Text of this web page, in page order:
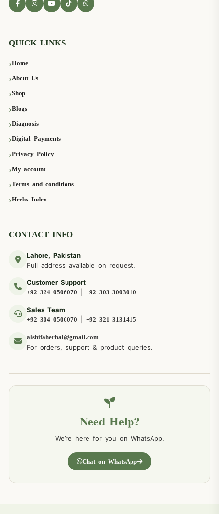
QUICK LINKS
Home
About Us
Shop
Blogs
Diagnosis
Digital Payments
Privacy Policy
My account
Terms and conditions
Herbs Index
CONTACT INFO
Lahore, Pakistan
Full address available on request.
Customer Support
+92 324 0506070 +92 303 3003010
Sales Team
+92 304 0506070 +92 321 3131415
alshifaherbal@gmail.com
For orders, support & product queries.
Need Help?
We’re here for you on WhatsApp.
Chat on WhatsApp